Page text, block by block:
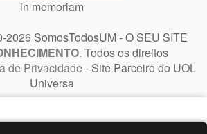
in memoriam
SomosTodosUM - O SEU SITE
. Todos os direitos
de Privacidade - Site Parceiro do UOL
Universa